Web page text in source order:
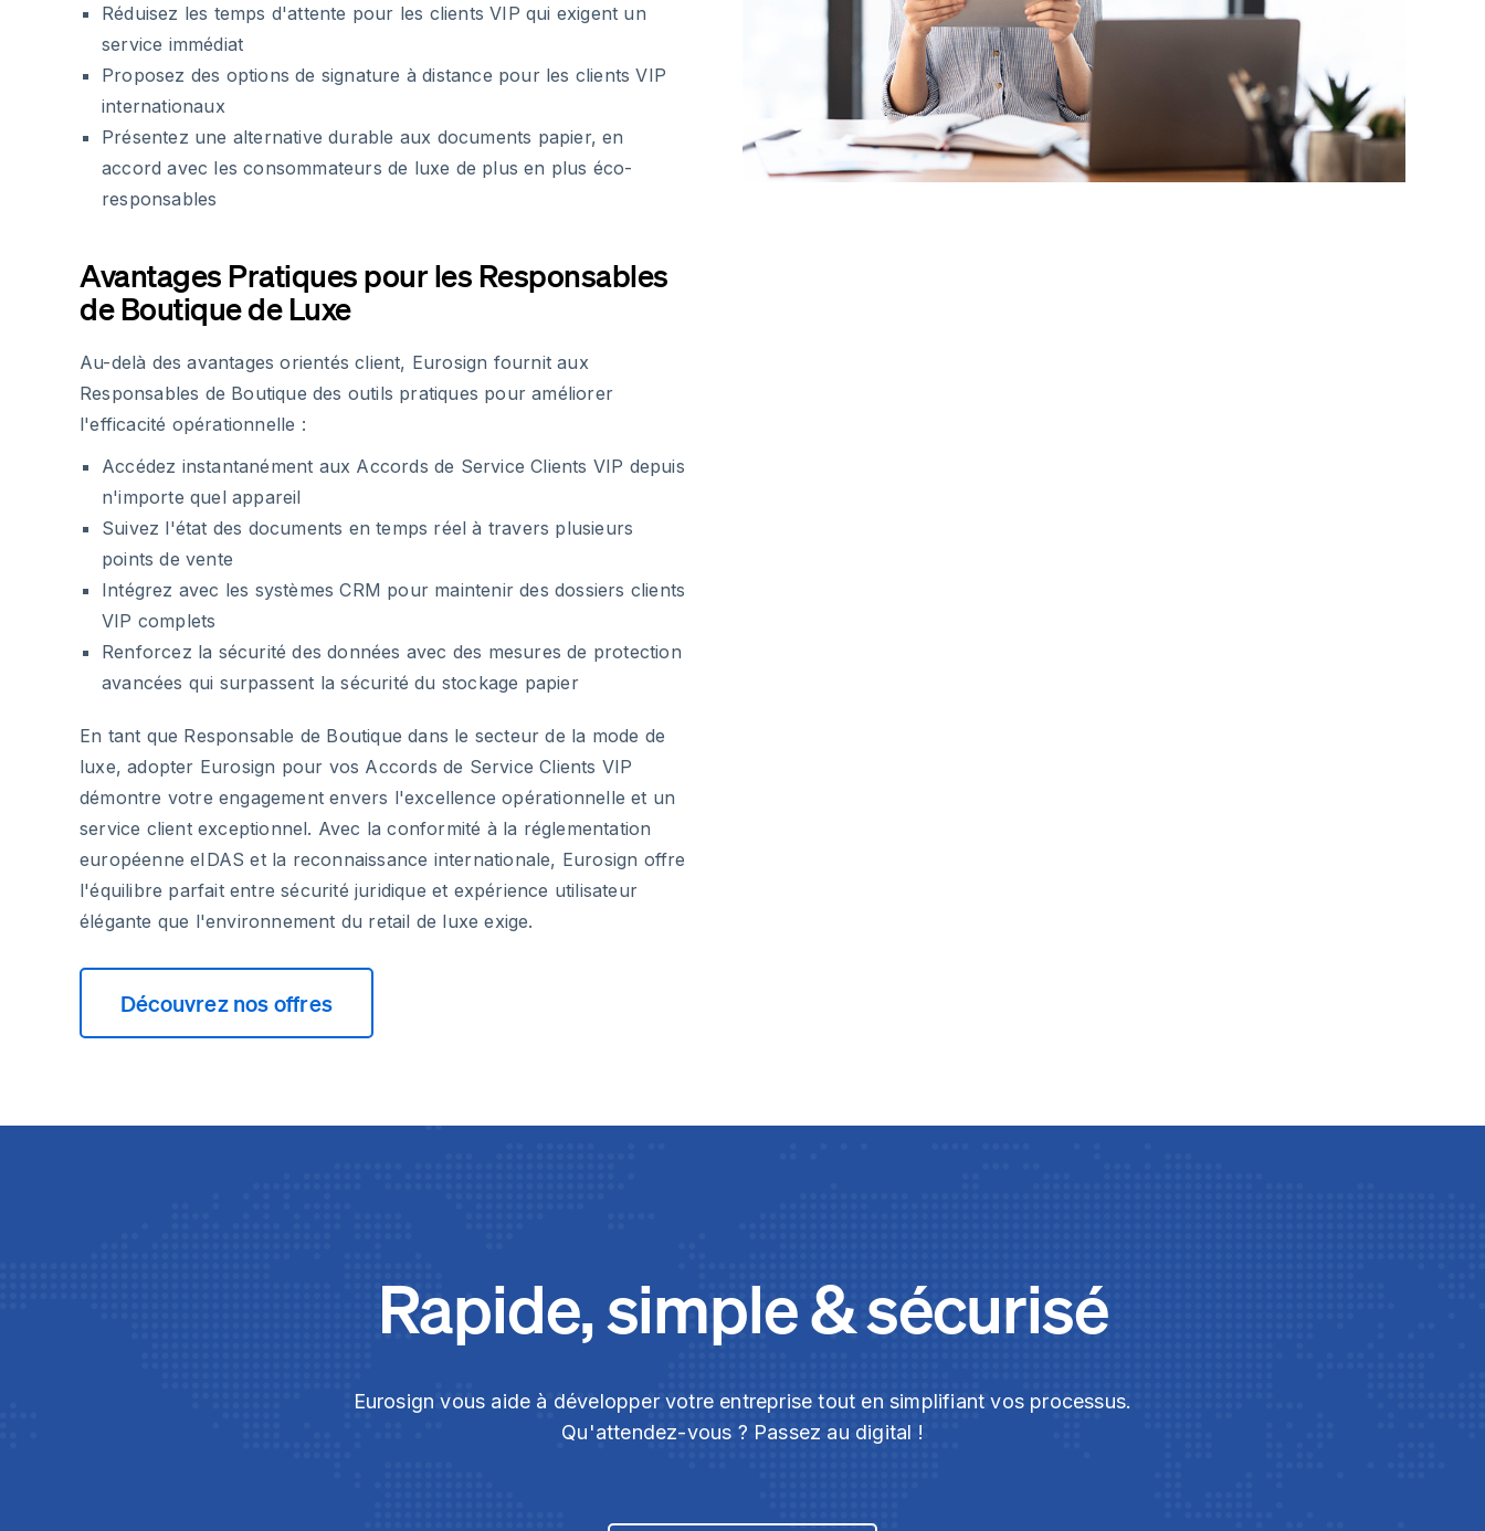
Réduisez les temps d'attente pour les clients VIP qui exigent un
service immédiat
Proposez des options de signature à distance pour les clients VIP
internationaux
Présentez une alternative durable aux documents papier, en
accord avec les consommateurs de luxe de plus en plus éco-
responsables
Avantages Pratiques pour les Responsables
de Boutique de Luxe
Au-delà des avantages orientés client, Eurosign fournit aux
Responsables de Boutique des outils pratiques pour améliorer
l'efficacité opérationnelle :
Accédez instantanément aux Accords de Service Clients VIP depuis
n'importe quel appareil
Suivez l'état des documents en temps réel à travers plusieurs
points de vente
Intégrez avec les systèmes CRM pour maintenir des dossiers clients
VIP complets
Renforcez la sécurité des données avec des mesures de protection
avancées qui surpassent la sécurité du stockage papier
En tant que Responsable de Boutique dans le secteur de la mode de
luxe, adopter Eurosign pour vos Accords de Service Clients VIP
démontre votre engagement envers l'excellence opérationnelle et un
service client exceptionnel. Avec la conformité à la réglementation
européenne eIDAS et la reconnaissance internationale, Eurosign offre
l'équilibre parfait entre sécurité juridique et expérience utilisateur
élégante que l'environnement du retail de luxe exige.
Découvrez nos offres
Rapide, simple & sécurisé
Eurosign vous aide à développer votre entreprise tout en simplifiant vos processus.
Qu'attendez-vous ? Passez au digital !